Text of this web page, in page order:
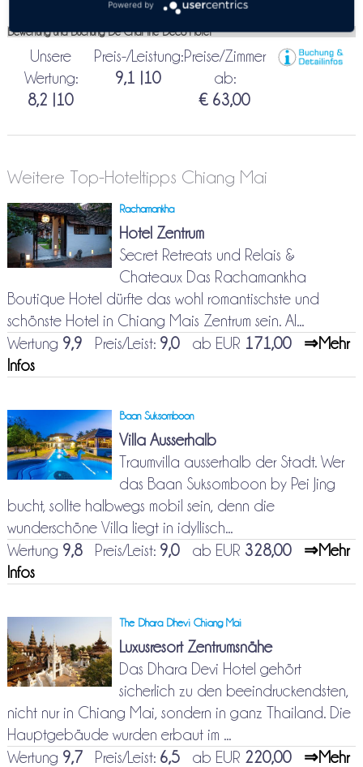
Bewertung und Buchung De Chai the Deco Hotel
Unsere
Wertung:
8,2 |10
Preis-/Leistung:
9,1 |10
Preise/Zimmer
ab:
€ 63,00
Weitere Top-Hoteltipps Chiang Mai
Rachamankha
Hotel Zentrum
Secret Retreats und Relais &
Chateaux Das Rachamankha
Boutique Hotel dürfte das wohl romantischste und
schönste Hotel in Chiang Mais Zentrum sein. Al...
Wertung 9,9 Preis/Leist: 9,0ab EUR 171,00
⇒Mehr
Infos
Baan Suksomboon
Villa Ausserhalb
Traumvilla ausserhalb der Stadt. Wer
das Baan Suksomboon by Pei Jing
bucht, sollte halbwegs mobil sein, denn die
wunderschöne Villa liegt in idyllisch...
Wertung 9,8Preis/Leist: 9,0ab EUR 328,00
⇒Mehr
Infos
The Dhara Dhevi Chiang Mai
Luxusresort Zentrumsnähe
Das Dhara Devi Hotel gehört
sicherlich zu den beeindruckendsten,
nicht nur in Chiang Mai, sondern in ganz Thailand. Die
Hauptgebäude wurden erbaut im ...
Wertung 9,7Preis/Leist: 6,5ab EUR 220,00
⇒Mehr
Powered by